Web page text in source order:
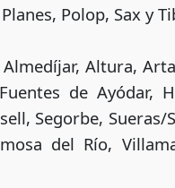
Polop, Sax y
Altura,
de Ayódar,
Segorbe, Sueras/
del Río,